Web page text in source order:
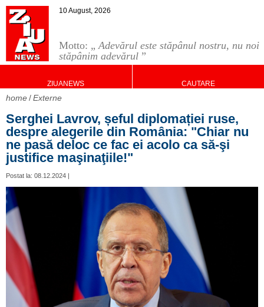
Motto: „Adevărul este stăpânul nostru, nu noi
stăpânim adevărul ”
10 August, 2026
ZIUANEWS CAUTARE
home Externe
Serghei Lavrov, șeful diplomației ruse,
despre alegerile din România: "Chiar nu
ne pasă deloc ce fac ei acolo ca să-şi
justifice maşinaţiile!"
Postat la: 08.12.2024 |